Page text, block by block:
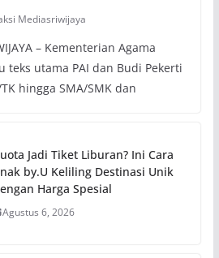
Mediasriwijaya
– Kementerian Agama
teks utama PAI dan Budi Pekerti
hingga SMA/SMK dan
Jadi Tiket Liburan? Ini Cara
by.U Keliling Destinasi Unik
Harga Spesial
Agustus 6, 2026